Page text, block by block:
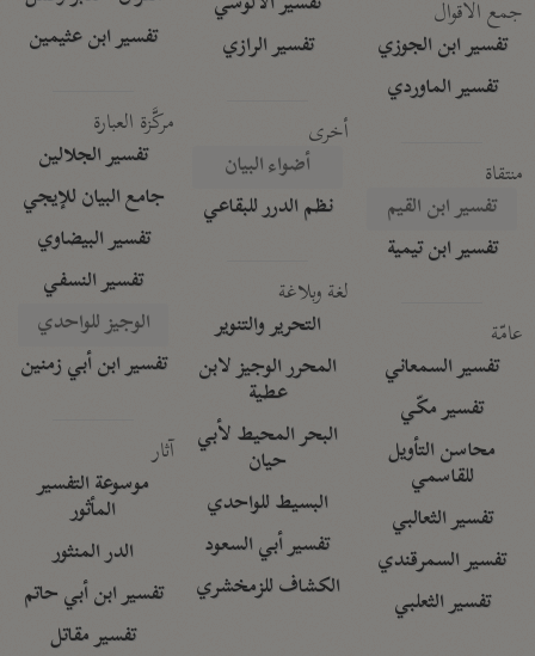
جمع الأقوال
تفسير ابن الجوزي
تفسير الماوردي
منتقاة
تفسير ابن القيم
تفسير ابن تيمية
عامّة
تفسير السمعاني
تفسير مكّي
محاسن التأويل
للقاسمي
تفسير الثعالبي
تفسير السمرقندي
تفسير الثعلبي
تفسير الرازي
أخرى
أضواء البيان
نظم الدرر للبقاعي
لغة وبلاغة
التحرير والتنوير
المحرر الوجيز لابن
عطية
البحر المحيط لأبي
حيان
البسيط للواحدي
تفسير أبي السعود
الكشاف للزمخشري
تفسير ابن عثيمين
مركَّزة العبارة
تفسير الجلالين
جامع البيان للإيجي
تفسير البيضاوي
تفسير النسفي
الوجيز للواحدي
تفسير ابن أبي زمنين
آثار
موسوعة التفسير
المأثور
الدر المنثور
تفسير ابن أبي حاتم
تفسير مقاتل